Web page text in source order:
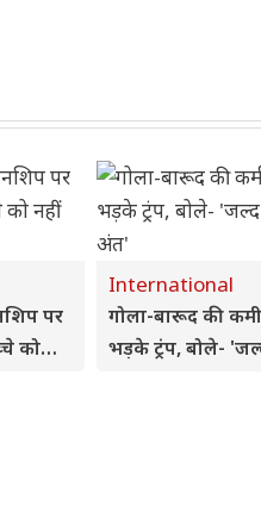
पर
को
International
गोला-बारूद की
भड़के ट्रंप, बोले-